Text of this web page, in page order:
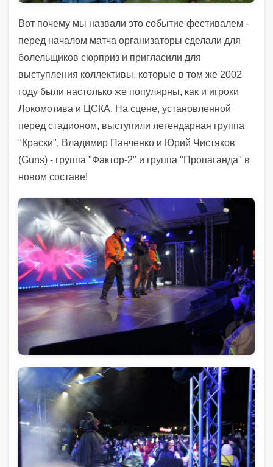
Вот почему мы назвали это событие фестивалем -
перед началом матча организаторы сделали для
болельщиков сюрприз и пригласили для
выступления коллективы, которые в том же 2002
году были настолько же популярны, как и игроки
Локомотива и ЦСКА. На сцене, установленной
перед стадионом, выступили легендарная группа
"Краски", Владимир Панченко и Юрий Чистяков
(Guns) - группа "Фактор-2" и группа "Пропаганда" в
новом составе!